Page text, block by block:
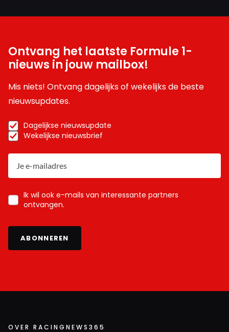
Ontvang het laatste Formule 1-
nieuws in jouw mailbox!
Mis niets! Ontvang dagelijks of wekelijks de beste
nieuwsupdates.
Dagelijkse nieuwsupdate
Wekelijkse nieuwsbrief
Ik wil ook e-mails van interessante partners
ontvangen.
ABONNEREN
OVER RACINGNEWS365